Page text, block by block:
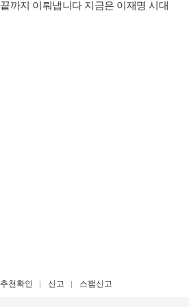
끝까지 이뤄냅니다 지금은 이재명 시대
추천확인 신고 스팸신고